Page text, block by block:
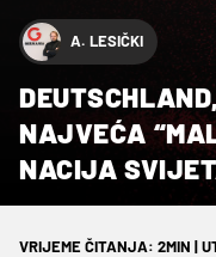
A. LESIČKI
NAJVEĆA
NACIJA
VRIJEME ČITANJA: 2MIN |